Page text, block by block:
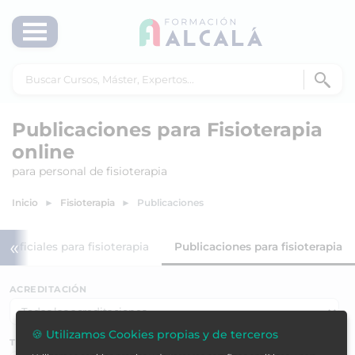
Publicaciones para Fisioterapia
online
para personal de fisioterapia
Inicio Fisioterapia Publicaciones
«
oficiales para fisioterapia Publicaciones para fisioterapia
ACREDITACIÓN
TEMÁTICAS
🍪 Utilizamos Cookies propias y de terceros